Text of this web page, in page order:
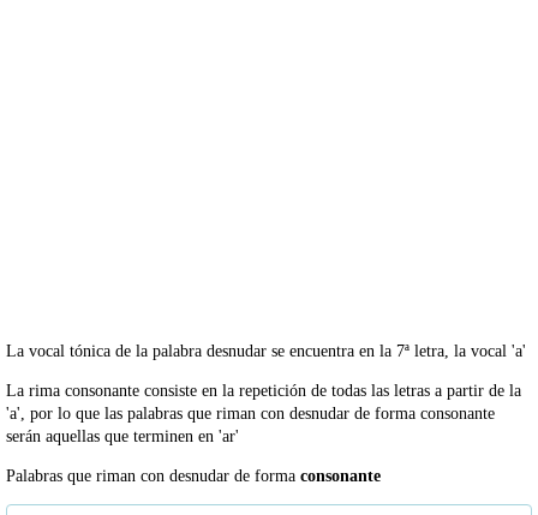
La vocal tónica de la palabra desnudar se encuentra en la 7ª letra, la vocal 'a'
La rima consonante consiste en la repetición de todas las letras a partir de la
'a', por lo que las palabras que riman con desnudar de forma consonante
serán aquellas que terminen en 'ar'
Palabras que riman con desnudar de forma consonante